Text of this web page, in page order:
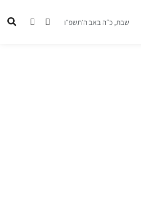
שבת, כ״ה באב ה׳תשפ״ו